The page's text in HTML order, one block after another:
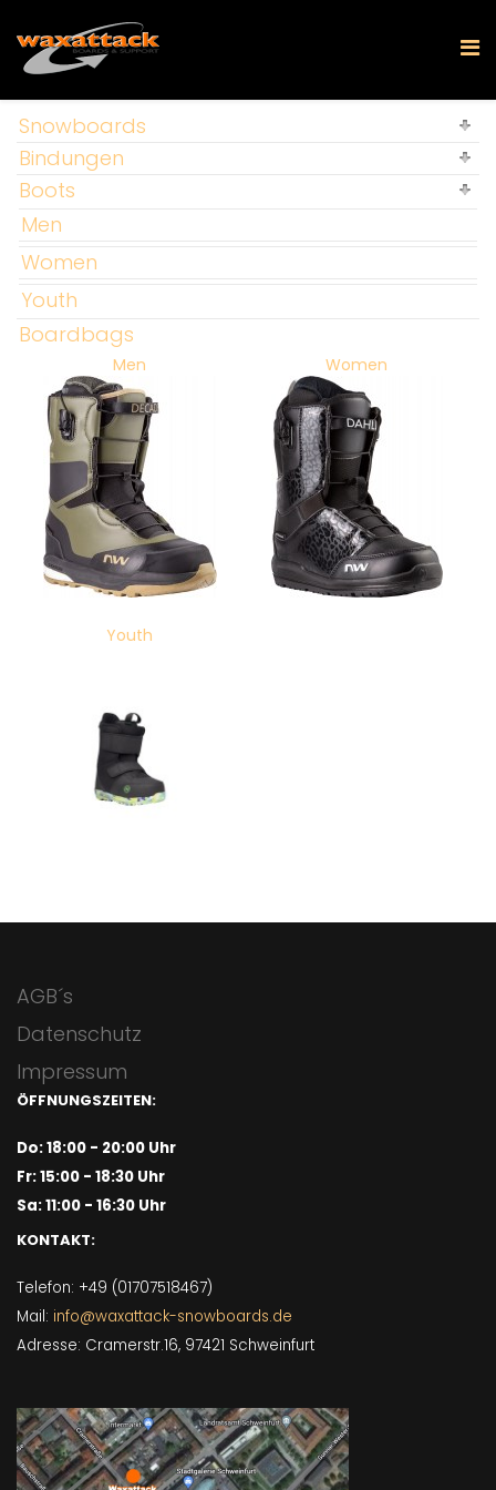
Snowboards
Bindungen
Boots
Men
Women
Youth
Boardbags
Men Women
Youth
AGB´s
Datenschutz
Impressum
ÖFFNUNGSZEITEN:
Do: 18:00 - 20:00 Uhr
Fr: 15:00 - 18:30 Uhr
Sa: 11:00 - 16:30 Uhr
KONTAKT:
Telefon: +49 (01707518467)
Mail: info@waxattack-snowboards.de
Adresse: Cramerstr.16, 97421 Schweinfurt